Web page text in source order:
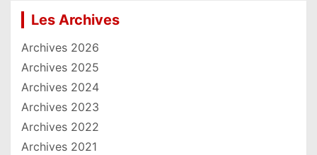
Les Archives
Archives 2026
Archives 2025
Archives 2024
Archives 2023
Archives 2022
Archives 2021